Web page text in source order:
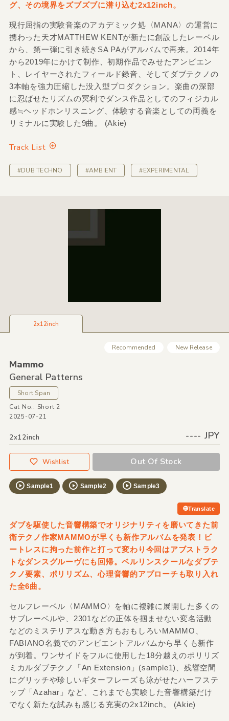
グ、その境界をズブズブに潜り込む2x12inch。
現行屈指の実験音楽のアカデミック処〈MANA〉の運営に
携わった天才MATTHEW KENTが新たに創設したレーベル
から、第一弾に引き続きSA PAがアルバムで再来。2014年
から2019年にかけて制作、初期作品でみせたアンビエン
ト、レイヤーされたフィールド録音、そしてダブテクノの
3本軸を強力圧縮した没入型プロダクション。楽曲の深部
に忍ばせたリズムの冥利でダンス作品としてのフィジカル
感≒ヘッドホンリスニング、体験する音楽としての両義を
リミナルに実験した9曲。 (Akie)
Track List
#DUB TECHNO #AMBIENT #EXPERIMENTAL
2x12inch
Recommended New Release
Mammo
General Patterns
Short Span
Cat No.: Short 2
2025-07-21
2x12inch ---- JPY
Wishlist Out Of Stock
Sample1 Sample2 Sample3
Translate
ダブを駆使した音響構築でオリジナリティを磨いてきた前
衛テクノ作家MAMMOが早くも新作アルバムを発表！ビ
ートレスに拘った前作と打って変わり今回はアブストラク
トなダンスグルーヴにも回帰。ベルリンスクールなダブテ
クノ要素、ポリリズム、心理音響的アプローチも取り入れ
た全6曲。
セルフレーベル〈MAMMO〉を軸に複雑に展開した多くの
サブレーベルや、2301などの正体を掴ませない変名活動
などのミステリアスな動き方もおもしろいMAMMO、
FABIANO名義でのアンビエントアルバムから早くも新作
が到着。ワンサイドをフルに使用した18分越えのポリリズ
ミカルダブテクノ「An Extension」(sample1)、残響空間
にグリッチや珍しいギターフレーズも泳がせたハーフステ
ップ「Azahar」など、これまでも実験した音響構築だけ
でなく新たな試みも感じる充実の2x12inch。 (Akie)